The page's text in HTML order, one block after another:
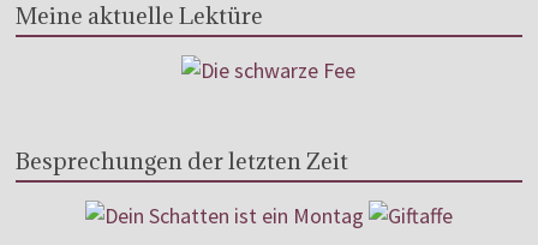
Meine aktuelle Lektüre
Besprechungen der letzten Zeit